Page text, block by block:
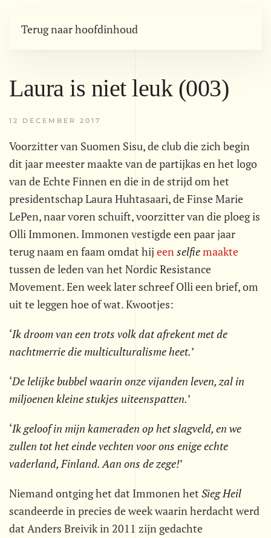
Terug naar hoofdinhoud
Laura is niet leuk (003)
12 DECEMBER 2017
Voorzitter van Suomen Sisu, de club die zich begin
dit jaar meester maakte van de partijkas en het logo
van de Echte Finnen en die in de strijd om het
presidentschap Laura Huhtasaari, de Finse Marie
LePen, naar voren schuift, voorzitter van die ploeg is
Olli Immonen. Immonen vestigde een paar jaar
terug naam en faam omdat hij eenselfiemaakte
tussen de leden van het Nordic Resistance
Movement. Een week later schreef Olli een brief, om
uit te leggen hoe of wat. Kwootjes:
‘Ik droom van een trots volk dat afrekent met de
nachtmerrie die multiculturalisme heet.’
‘De lelijke bubbel waarin onze vijanden leven, zal in
miljoenen kleine stukjes uiteenspatten.’
‘Ik geloof in mijn kameraden op het slagveld, en we
zullen tot het einde vechten voor ons enige echte
vaderland, Finland. Aan ons de zege!’
Niemand ontging het dat Immonen het Sieg Heil
scandeerde in precies de week waarin herdacht werd
dat Anders Breivik in 2011 zijn gedachte